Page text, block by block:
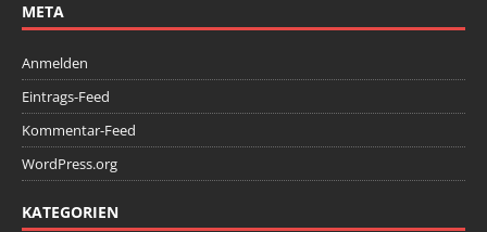
META
Anmelden
Eintrags-Feed
Kommentar-Feed
WordPress.org
KATEGORIEN